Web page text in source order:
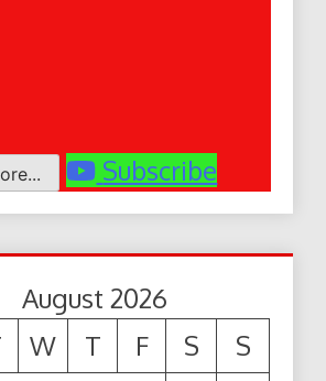
Subscribe
August 2026
W T F S
S